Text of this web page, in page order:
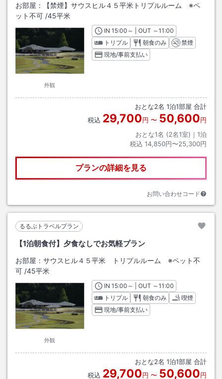
お部屋：
【禁煙】サウスヒル４５平米トリプルルーム ※ペ
ット不可 /45平米
外観
INチェックイン
15:00 ～ | OUT チェックアウト
～11:00
トリプル
朝食のみ
禁煙
現地/事前支払い
おとな2名 1泊1部屋 合計
税込 29,700円 〜 50,600円
おとな1名 (2名1室)｜ 1泊
税込 14,850円〜25,300円
プランの詳細を見る
お問い合わせコード
るるぶトラベルプラン
【1泊朝食付】夕食なしでお気軽プラン
お部屋： サウスヒル４５平米 トリプルルーム ※ペット不
可 /45平米
外観
INチェックイン
15:00 ～ | OUT チェックアウト
～11:00
トリプル
朝食のみ
喫煙
現地/事前支払い
おとな2名 1泊1部屋 合計
税込 29,700円 〜 50,600円